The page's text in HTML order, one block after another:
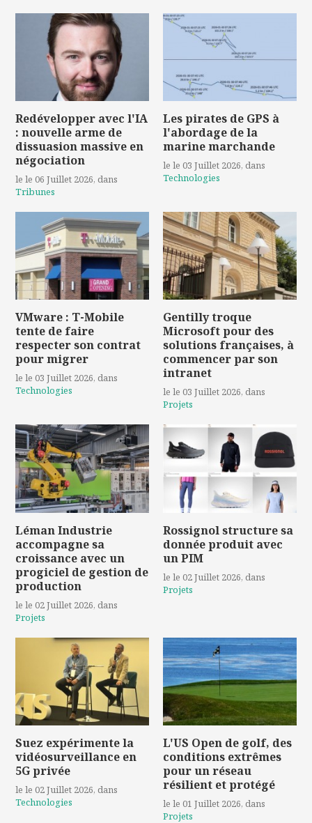
Redévelopper avec l'IA
: nouvelle arme de
dissuasion massive en
négociation
le le 06 Juillet 2026, dans
Tribunes
Les pirates de GPS à
l'abordage de la
marine marchande
le le 03 Juillet 2026, dans
Technologies
VMware : T-Mobile
tente de faire
respecter son contrat
pour migrer
le le 03 Juillet 2026, dans
Technologies
Gentilly troque
Microsoft pour des
solutions françaises, à
commencer par son
intranet
le le 03 Juillet 2026, dans
Projets
Léman Industrie
accompagne sa
croissance avec un
progiciel de gestion de
production
le le 02 Juillet 2026, dans
Projets
Rossignol structure sa
donnée produit avec
un PIM
le le 02 Juillet 2026, dans
Projets
Suez expérimente la
vidéosurveillance en
5G privée
le le 02 Juillet 2026, dans
Technologies
L'US Open de golf, des
conditions extrêmes
pour un réseau
résilient et protégé
le le 01 Juillet 2026, dans
Projets